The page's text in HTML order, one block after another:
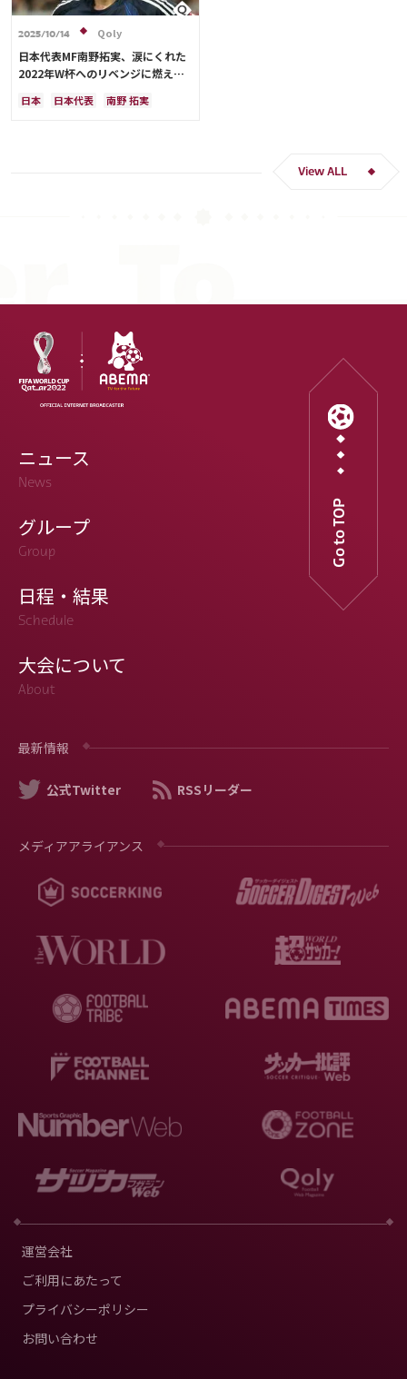
2025/10/14 Qoly
日本代表MF南野拓実、涙にくれた
2022年W杯へのリベンジに燃える
ー人生をかけた戦い」
日本 日本代表
南野 拓実
View ALL
ニュース
News
グループ
Group
日程・結果
Schedule
大会について
About
最新情報
公式Twitter RSSリーダー
メディアアライアンス
Go to TOP
運営会社
ご利用にあたって
プライバシーポリシー
お問い合わせ